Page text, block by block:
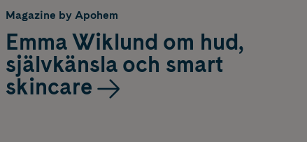
Magazine by Apohem
Emma Wiklund om hud,
självkänsla och smart
skincare